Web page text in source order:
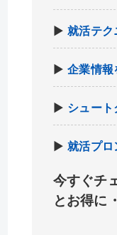
▶就活テク
▶企業情報
▶ シュー
▶就活プロ
今すぐチ
とお得に